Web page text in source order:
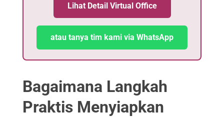
Lihat Detail Virtual Office
atau tanya tim kami via WhatsApp
Bagaimana Langkah
Praktis Menyiapkan